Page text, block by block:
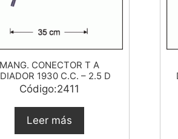
MANG. CONECTOR T A
1930 C.C. – 2.5 D
Código:2411
Leer más